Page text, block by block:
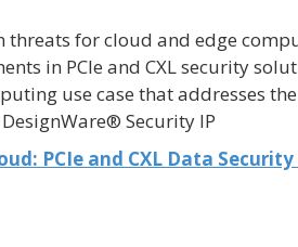
threats for cloud and edge
in PCIe and CXL security
use case that addresses
Security IP
PCIe and CXL Data